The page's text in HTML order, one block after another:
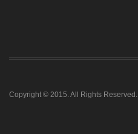
Copyright © 2015. All Rights Reserved.